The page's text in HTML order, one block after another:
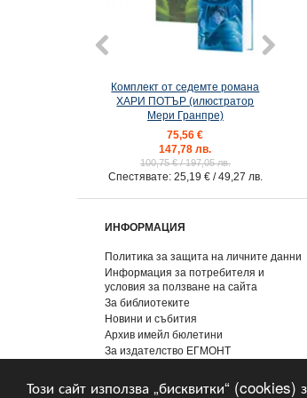
Този сайт използва „бисквитки“
Комплект от седемте романа
ХАРИ ПОТЪР (илюстратор
Мери Гранпре)
75,56 €
147,78 лв.
100,75 €/ 197,05 лв.
Спестявате: 25,19 € / 49,27 лв.
ИНФОРМАЦИЯ
Политика за защита на личните данни
Информация за потребителя и
условия за ползване на сайта
За библиотеките
Новини и събития
Архив имейл бюлетини
За издателство ЕГМОНТ